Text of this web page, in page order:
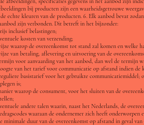
bij producten zijn een waarheidsgetrouwe
echte kleuren van de producten. 6. Elk aanbod bevat
zijn verbonden. Dit betreft in het bijzonder:
inclusief belastingen;
kosten van verzending;
waarop de overeenkomst tot stand zal komen en welke
van betaling, aflevering en uitvoering van de
voor aanvaarding van het aanbod, dan wel de termijn
van het tarief voor communicatie op afstand indien de
basistarief voor het gebruikte communicatiemiddel;
is;
waarop de consument, voor het sluiten van de
andere talen waarin, naast het Nederlands, de
waaraan de ondernemer zich heeft
minimale duur van de overeenkomst op afstand in geval van